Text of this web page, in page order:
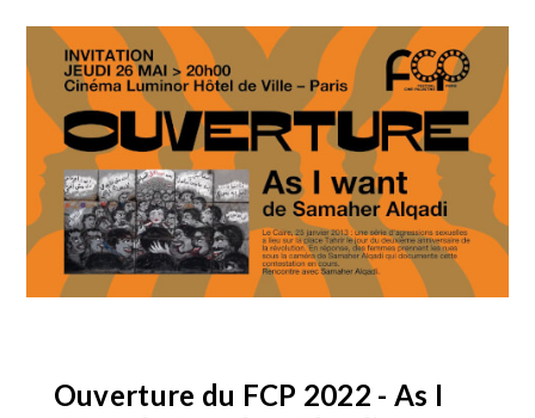
Ouverture du FCP 2022 - As I